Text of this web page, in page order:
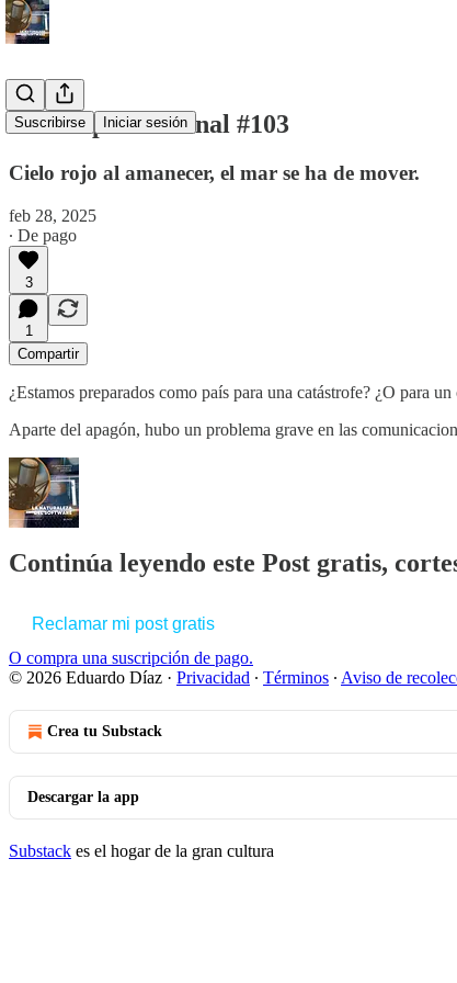
Suscribirse Iniciar sesión
Periscopio Semanal #103
Cielo rojo al amanecer, el mar se ha de mover.
feb 28, 2025
∙ De pago
3
1
Compartir
¿Estamos preparados como país para una catástrofe? ¿O para
Aparte del apagón, hubo un problema grave en las
Continúa leyendo este Post gratis,
Reclamar mi post gratis
O compra una suscripción de pago.
© 2026 Eduardo Díaz · Privacidad ∙ Términos ∙ Aviso de
Crea tu Substack
Descargar la app
Substack es el hogar de la gran cultura